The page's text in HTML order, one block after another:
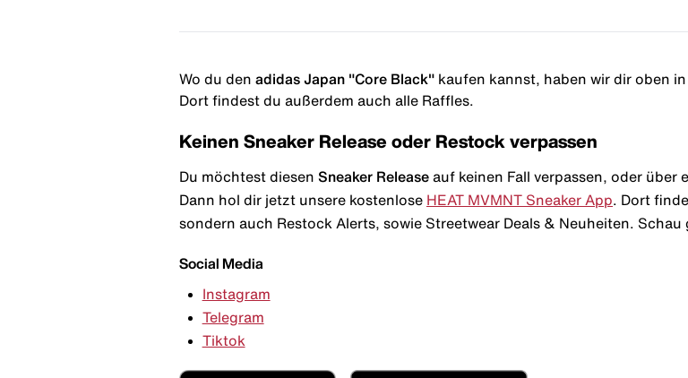
Wo du den adidas Japan "Core Black" kaufen kannst, haben wir dir oben
Dort findest du außerdem auch alle Raffles.
Keinen Sneaker Release oder Restock verpassen
Du möchtest diesen Sneaker Release auf keinen Fall verpassen, oder über
Dann hol dir jetzt unsere kostenlose HEAT MVMNT Sneaker App . Dort
sondern auch Restock Alerts, sowie Streetwear Deals & Neuheiten. Schau
Social Media
Instagram
Telegram
Tiktok